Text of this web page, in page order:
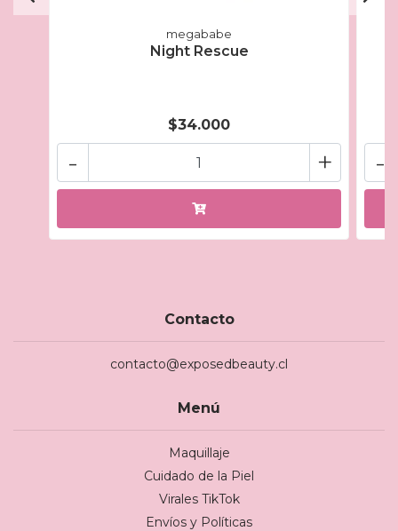
megababe
Night Rescue
$34.000
+
- -
Contacto
contacto@exposedbeauty.cl
Menú
Maquillaje
Cuidado de la Piel
Virales TikTok
Envíos y Políticas